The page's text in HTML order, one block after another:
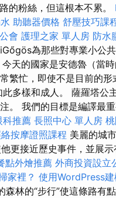
的粉絲，但這根本不累。
助聽器價格 舒壓技巧課
會 護理之家 單人房 防水
為那些對專業小公
今天的國家是安德魯（當
繁忙，即使不是目前的形
多樣和成人。 薩羅塔公
。 我們的目標是編譯最
科推薦 長照中心 單人房
按摩證照課程 美麗的城
更接近歷史事件，並展示
點外燴推薦 外商投資設立
家裡？ 使用WordPress
林的“步行”使這條路有